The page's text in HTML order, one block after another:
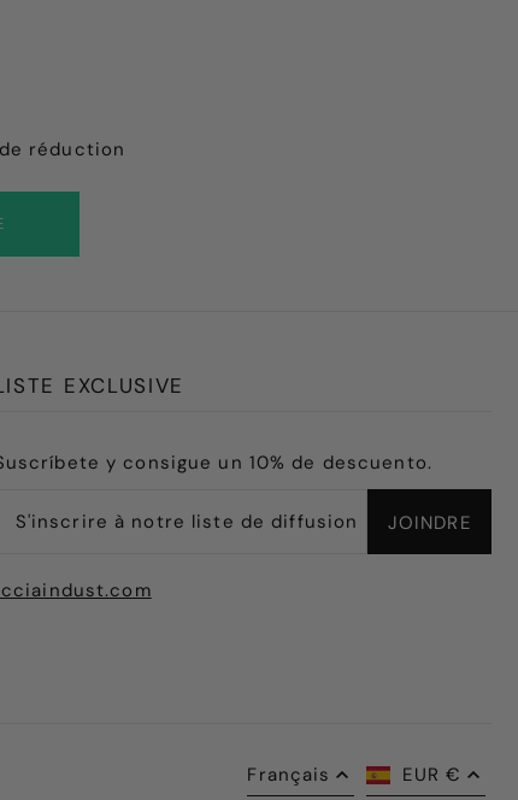
réduction
EXCLUSIVE
y consigue un 10% de descuento.
Français EUR €